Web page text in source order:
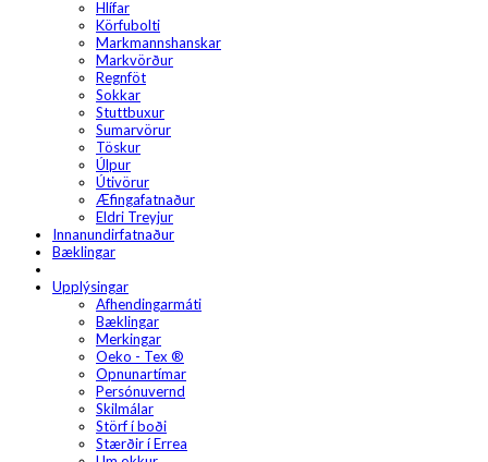
Hlífar
Körfubolti
Markmannshanskar
Markvörður
Regnföt
Sokkar
Stuttbuxur
Sumarvörur
Töskur
Úlpur
Útivörur
Æfingafatnaður
Eldri Treyjur
Innanundirfatnaður
Bæklingar
Upplýsingar
Afhendingarmáti
Bæklingar
Merkingar
Oeko - Tex ®
Opnunartímar
Persónuvernd
Skilmálar
Störf í boði
Stærðir í Errea